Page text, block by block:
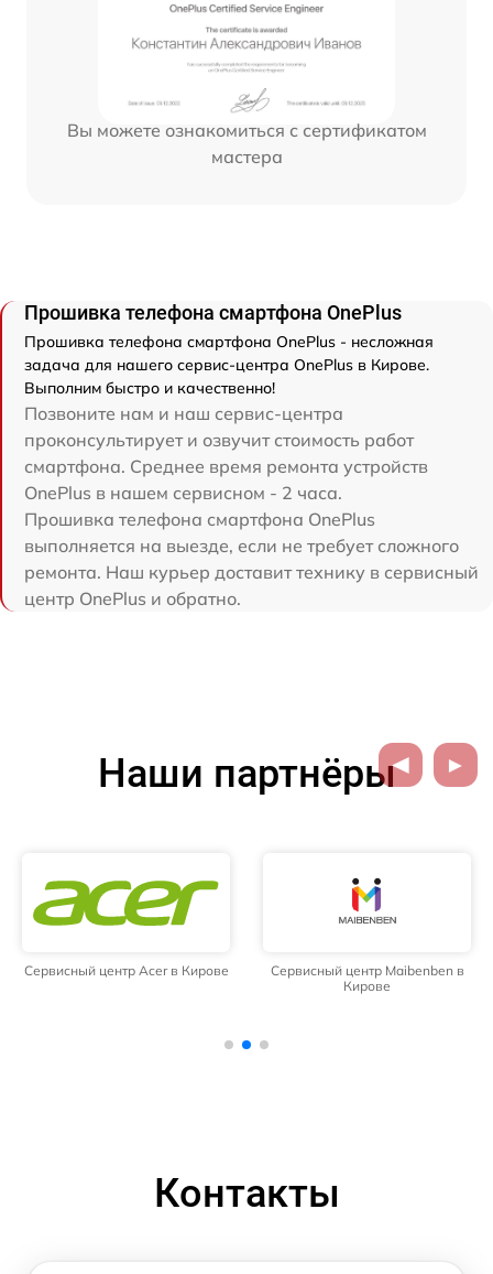
Вы можете ознакомиться с сертификатом
мастера
Прошивка телефона смартфона OnePlus
Прошивка телефона смартфона OnePlus - несложная
задача для нашего сервис-центра OnePlus в Кирове.
Выполним быстро и качественно!
Позвоните нам и наш сервис-центра
проконсультирует и озвучит стоимость работ
смартфона. Среднее время ремонта устройств
OnePlus в нашем сервисном - 2 часа.
Прошивка телефона смартфона OnePlus
выполняется на выезде, если не требует сложного
ремонта. Наш курьер доставит технику в сервисный
центр OnePlus и обратно.
Наши партнёры
Сервисный центр Acer в Кирове
Сервисный центр Maibenben в
Кирове
Контакты